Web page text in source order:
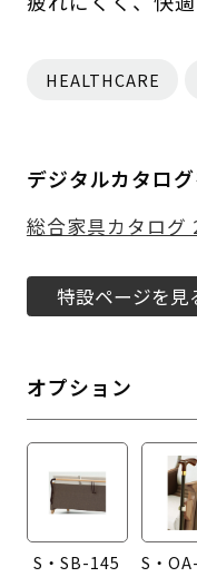
HEALTHCARE
デジタルカタロ
総合家具カタログ
特設ページを見
オプション
S・SB-145
S・